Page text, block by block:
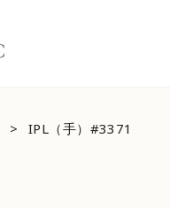
IPL（手）#3371